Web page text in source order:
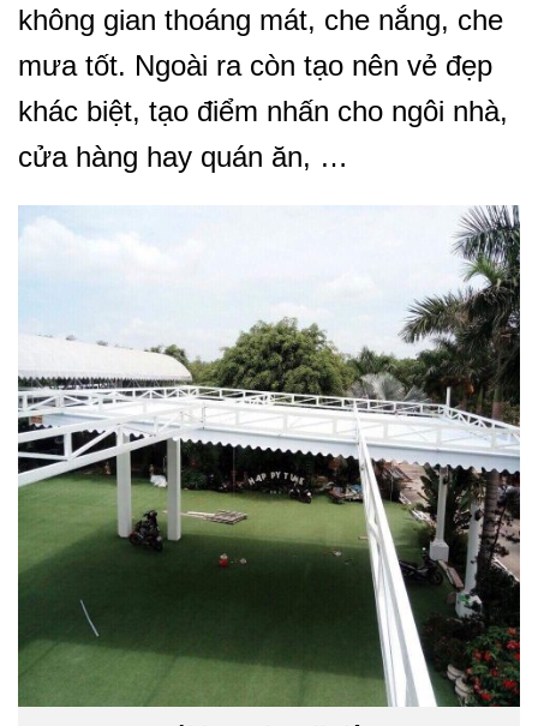
không gian thoáng mát, che nắng, che
mưa tốt. Ngoài ra còn tạo nên vẻ đẹp
khác biệt, tạo điểm nhấn cho ngôi nhà,
cửa hàng hay quán ăn, …